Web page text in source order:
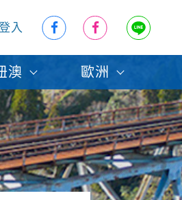
入
澳 歐洲